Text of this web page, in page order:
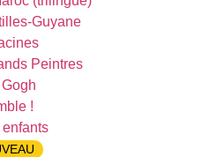
Guyane
Peintres
!